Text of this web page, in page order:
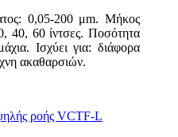
0,05-200 μm. Μήκος
40, 60 ίντσες. Ποσότητα
Ισχύει για: διάφορα
ακαθαρσιών.